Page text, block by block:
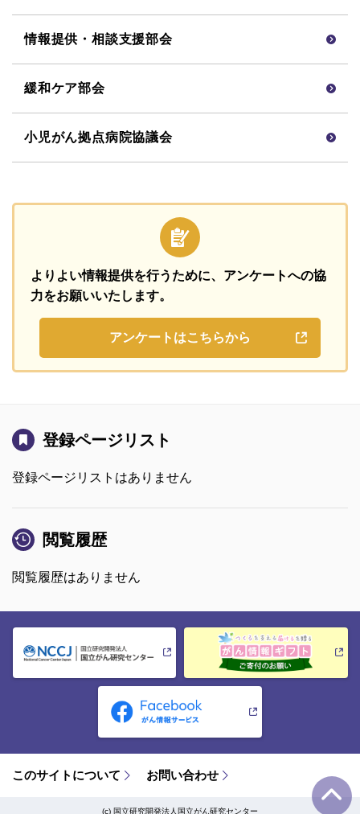
情報提供・相談支援部会
緩和ケア部会
小児がん拠点病院協議会
よりよい情報提供を行うために、 アンケートへの協
力をお願いいたします。
アンケートはこちらから
登録ページリスト
登録ページリストはありません
閲覧履歴
閲覧履歴はありません
(c) 国立研究開発法人国立がん研究センター
このサイトについて お問い合わせ